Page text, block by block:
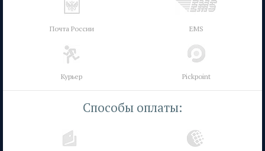
Почта России EMS
Курьер Pickpoint
Способы оплаты: